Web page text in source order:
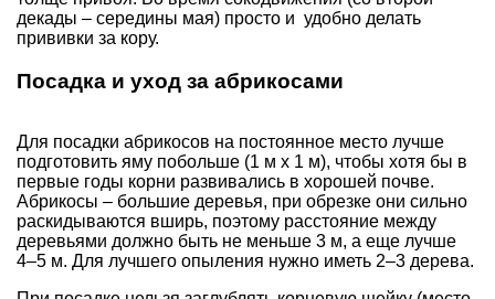
декады – середины мая) просто и удобно делать
прививки за кору.
Посадка и уход за абрикосами
Для посадки абрикосов на постоянное место лучше
подготовить яму побольше (1 м х 1 м), чтобы хотя бы в
первые годы корни развивались в хорошей почве.
Абрикосы – большие деревья, при обрезке они сильно
раскидываются вширь, поэтому расстояние между
деревьями должно быть не меньше 3 м, а еще лучше
4–5 м. Для лучшего опыления нужно иметь 2–3 дерева.